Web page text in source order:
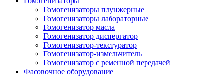
Гомогенизаторы плунжерные
Гомогенизаторы лабораторные
Гомогенизатор масла
Гомогенизатор диспергатор
Гомогенизатор-текстуратор
Гомогенизатор-измельчитель
Гомогенизатор с ременной передачей
Фасовочное оборудование